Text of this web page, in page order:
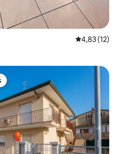
4,83 de uma
4,83 (12)
dos hóspedes